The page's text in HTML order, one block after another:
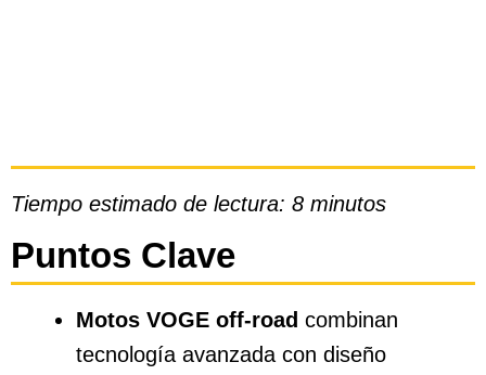
Tiempo estimado de lectura: 8 minutos
Puntos Clave
Motos VOGE off-road combinan
tecnología avanzada con diseño